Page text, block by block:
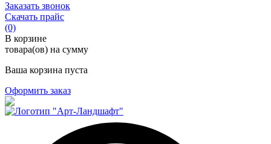
Заказать звонок
Скачать прайс
(0)
В корзине
товара(ов) на сумму
Ваша корзина пуста
Оформить заказ